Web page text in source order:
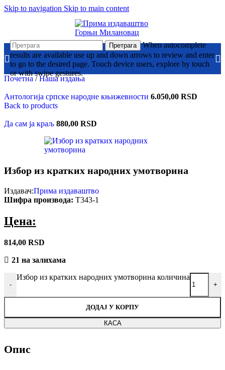
Skip to navigation Skip to main content
Претрага
When autocomplete
results are available use up and down arrows to review and enter
to go to the desired page. Touch device users, explore by touch
or with swipe gestures.
Почетна/ Наша издања
Антологија српске народне књижевности 6.050,00 RSD
Back to products
Да сам ја краљ 880,00 RSD
Избор из кратких народних умотворина
Издавач:Прима издаваштво
Шифра производа: Т343-1
Цена:
814,00 RSD
21 на залихама
-
Избор из кратких народних умотворина количина
+
ДОДАЈ У КОРПУ
КАСА
Опис